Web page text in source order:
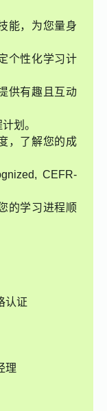
能，为您量身
个性化学习计
供有趣且互动
划。
，了解您的成
CEFR-
的学习进程顺
认证
理